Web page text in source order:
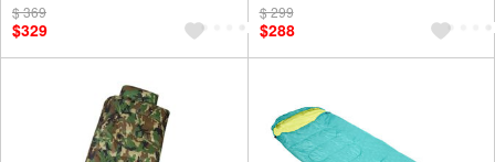
$ 369
$329
$ 299
$288